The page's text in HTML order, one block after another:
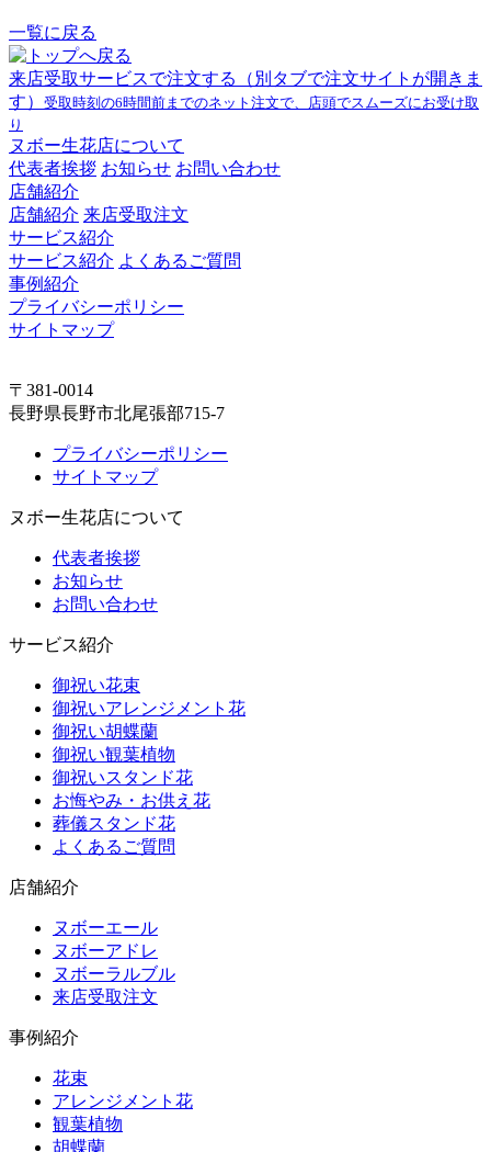
一覧に戻る
来店受取サービスで注文する
（別タブで注文サイトが開きま
す） 受取時刻の6時間前までのネット注文で、店頭でスムーズにお受け取
り
ヌボー生花店について
代表者挨拶 お知らせ お問い合わせ
店舗紹介
店舗紹介 来店受取注文
サービス紹介
サービス紹介 よくあるご質問
事例紹介
プライバシーポリシー
サイトマップ
〒381-0014
長野県長野市北尾張部715-7
プライバシーポリシー
サイトマップ
ヌボー生花店について
代表者挨拶
お知らせ
お問い合わせ
サービス紹介
御祝い花束
御祝いアレンジメント花
御祝い胡蝶蘭
御祝い観葉植物
御祝いスタンド花
お悔やみ・お供え花
葬儀スタンド花
よくあるご質問
店舗紹介
ヌボーエール
ヌボーアドレ
ヌボーラルブル
来店受取注文
事例紹介
花束
アレンジメント花
観葉植物
胡蝶蘭